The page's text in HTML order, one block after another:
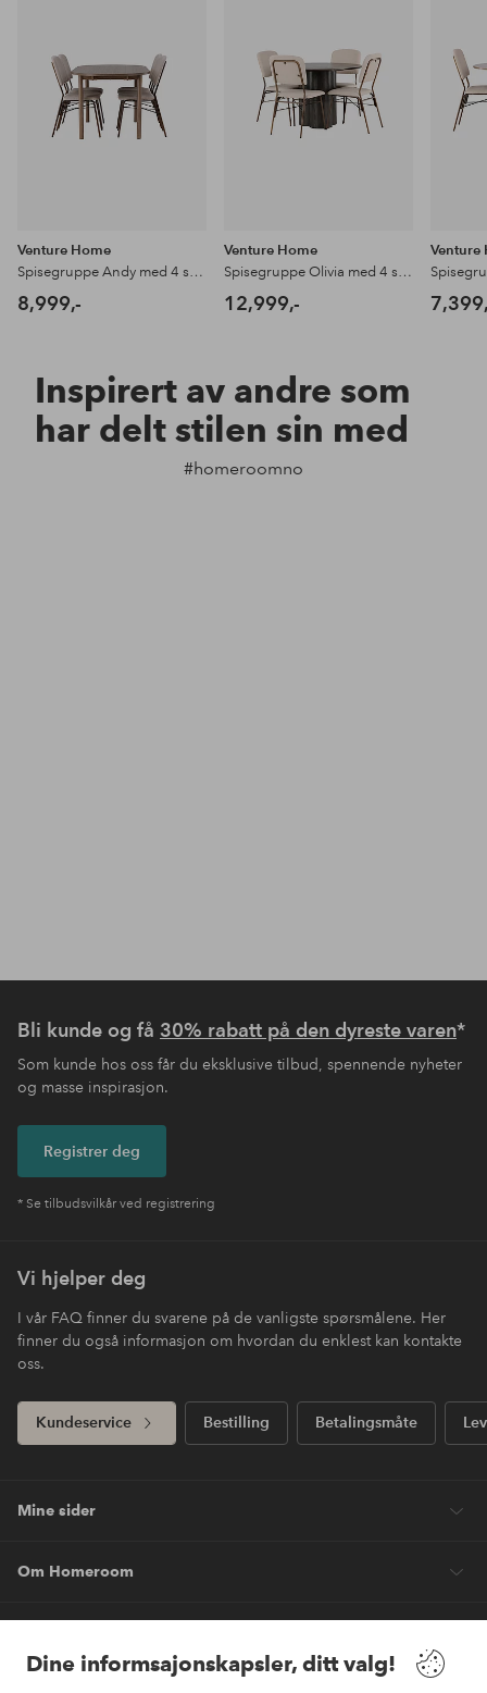
Dine informsajonskapsler, ditt valg!
Venture Home
Spisegruppe Andy med 4 stk stoler Seda
8,999,-
Venture Home
Spisegruppe Olivia med 4 stk stoler Seda
12,999,-
Venture
Inspirert av andre som
har delt stilen sin med
#homeroomno
Bli kunde og få 30% rabatt på den dyreste varen*
Som kunde hos oss får du eksklusive tilbud, spennende nyheter
og masse inspirasjon.
Registrer deg
* Se tilbudsvilkår ved registrering
Vi hjelper deg
I vår FAQ finner du svarene på de vanligste spørsmålene. Her
finner du også informasjon om hvordan du enklest kan kontakte
oss.
Kundeservice Bestilling Betalingsmåte
Mine sider
Om Homeroom